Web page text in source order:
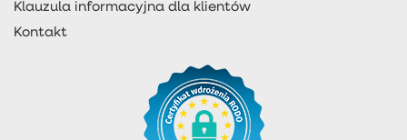
Klauzula informacyjna dla klientów
Kontakt